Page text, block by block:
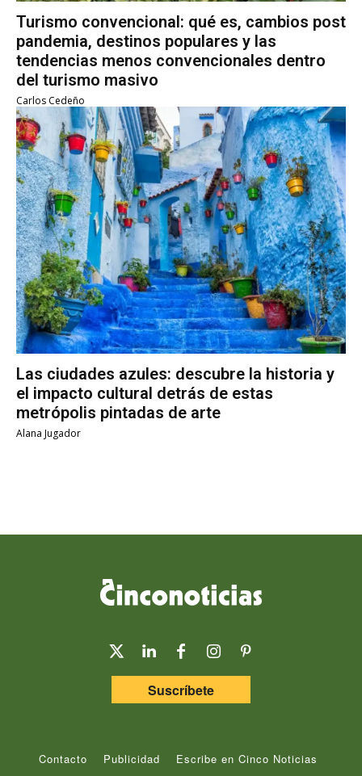
Turismo convencional: qué es, cambios post
pandemia, destinos populares y las
tendencias menos convencionales dentro
del turismo masivo
Carlos Cedeño
Las ciudades azules: descubre la historia y
el impacto cultural detrás de estas
metrópolis pintadas de arte
Alana Jugador
Suscríbete
Contacto Publicidad
Escribe en Cinco Noticias